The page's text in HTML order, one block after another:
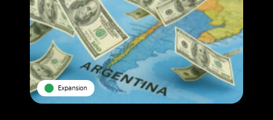
Expansion